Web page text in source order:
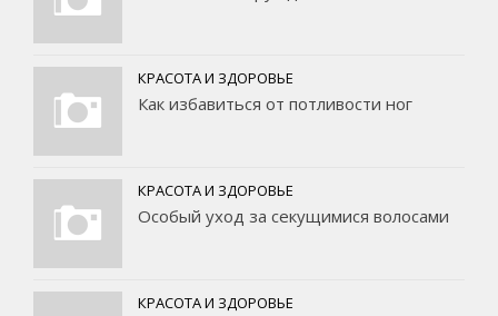
КРАСОТА И ЗДОРОВЬЕ
Как избавиться от потливости ног
КРАСОТА И ЗДОРОВЬЕ
Особый уход за секущимися волосами
КРАСОТА И ЗДОРОВЬЕ